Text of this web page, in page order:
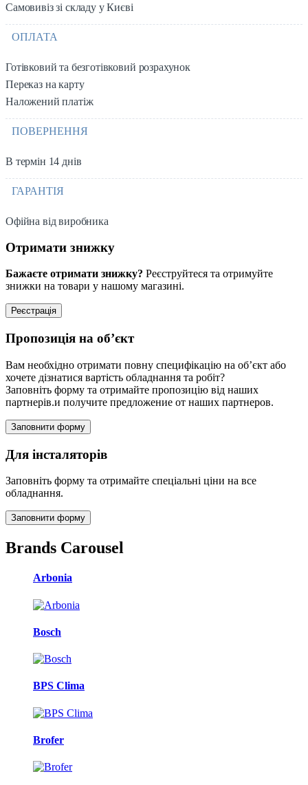
Самовивіз зі складу у Києві
ОПЛАТА
Готівковий та безготівковий розрахунок
Переказ на карту
Наложений платіж
ПОВЕРНЕННЯ
В термін 14 днів
ГАРАНТІЯ
Офійна від виробника
Отримати знижку
Бажаєте отримати знижку? Реєструйтеся та отримуйте
знижки на товари у нашому магазині.
Реєстрація
Пропозиція на об’єкт
Вам необхідно отримати повну специфікацію на об’єкт або
хочете дізнатися вартість обладнання та робіт?
Заповніть форму та отримайте пропозицію від наших
партнерів.и получите предложение от наших партнеров.
Заповнити форму
Для інсталяторів
Заповніть форму та отримайте спеціальні ціни на все
обладнання.
Заповнити форму
Brands Carousel
Arbonia
Bosch
BPS Clima
Brofer